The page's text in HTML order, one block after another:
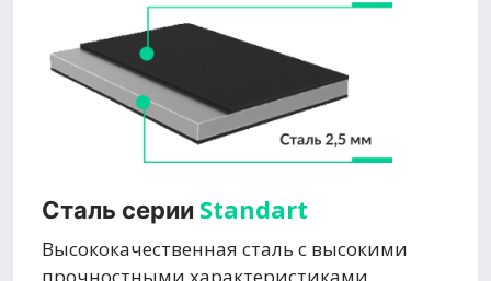
Сталь серии Standart
Высококачественная сталь с высокими